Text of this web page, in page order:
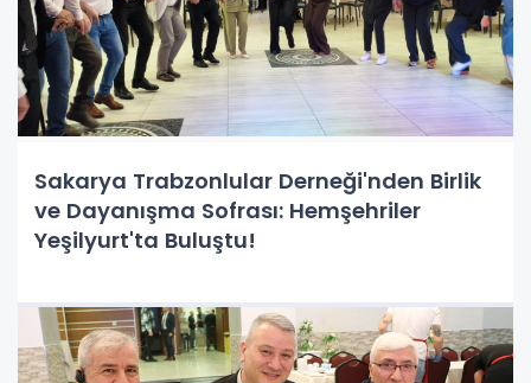
Sakarya Trabzonlular Derneği'nden Birlik
ve Dayanışma Sofrası: Hemşehriler
Yeşilyurt'ta Buluştu!